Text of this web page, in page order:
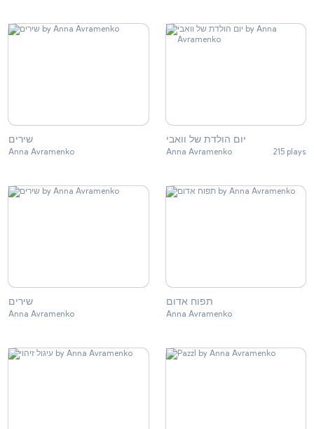
שירים
Anna Avramenko
יום הולדת של וואבי
Anna Avramenko 215 plays
שירים
Anna Avramenko
תפוח אדום
Anna Avramenko